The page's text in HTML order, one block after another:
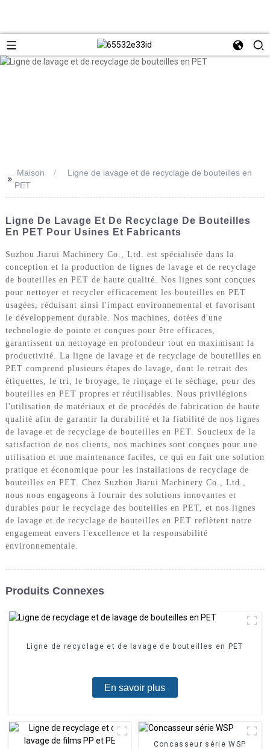
>> Maison
Ligne de lavage et de recyclage de bouteilles en
PET
Ligne De Lavage Et De Recyclage De Bouteilles
En PET Pour Usines Et Fabricants
Suzhou Jiarui Machinery Co., Ltd. est spécialisée dans la
conception et la production de lignes de lavage et de recyclage
de bouteilles en PET de haute qualité. Nos lignes sont conçues
pour nettoyer et recycler efficacement les bouteilles en PET
usagées, réduisant ainsi l'impact environnemental et favorisant
le développement durable. Nos machines, dotées d'une
technologie de pointe et conçues pour être efficaces,
garantissent un nettoyage en profondeur tout en maximisant la
productivité. La ligne de lavage et de recyclage de bouteilles en
PET comprend plusieurs étapes de lavage, dont le retrait des
étiquettes, le tri, le broyage, le rinçage et le séchage, pour des
bouteilles en PET propres et réutilisables. Nous privilégions
l'utilisation de matériaux et de procédés de fabrication de haute
qualité afin de garantir la durabilité et la fiabilité de nos lignes
de lavage et de recyclage de bouteilles en PET. Soucieux de la
satisfaction de nos clients, nos machines sont conçues pour une
utilisation et une maintenance faciles, ce qui en fait une solution
pratique et économique pour les installations de recyclage de
bouteilles en PET. Chez Suzhou Jiarui Machinery Co., Ltd.,
nous nous engageons à fournir des solutions innovantes et
durables pour le recyclage des bouteilles en PET, et nos lignes
de lavage et de recyclage de bouteilles en PET reflètent notre
engagement envers l'excellence et la responsabilité
environnementale.
Produits Connexes
Ligne de recyclage et de lavage de bouteilles en PET
En savoir plus
Concasseur série WSP